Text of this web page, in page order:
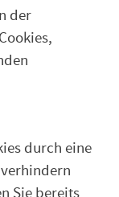
der
durch eine